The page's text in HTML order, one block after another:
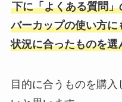
下に「よくある質問
バーカップの使い方
状況に合ったものを選
目的に合うものを購